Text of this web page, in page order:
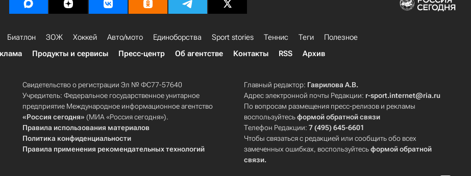
Биатлон ЗОЖ Хоккей Авто/мото Единоборства Sport stories Теннис Теги
Полезное
Продукты и сервисы Пресс-центр Об агентстве Контакты RSS Архив
Свидетельство о регистрации Эл № ФС77-57640
Учредитель: Федеральное государственное унитарное
предприятие Международное информационное агентство
«Россия сегодня» (МИА «Россия сегодня»).
Правила использования материалов
Политика конфиденциальности
Правила применения рекомендательных технологий
Главный редактор: Гаврилова А.В.
Адрес электронной почты Редакции: r-sport.internet@ria.ru
По вопросам размещения пресс-релизов и рекламы
воспользуйтесьформой обратной связи
Телефон Редакции:7 (495) 645-6601
Чтобы связаться с редакцией или сообщить обо всех
замеченных ошибках, воспользуйтесьформой обратной
связи.